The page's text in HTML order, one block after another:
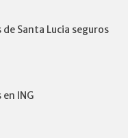
Santa Lucia seguros
ING